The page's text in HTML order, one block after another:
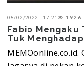
08/02/2022 - 17:21 1926
Fabio
Tuk